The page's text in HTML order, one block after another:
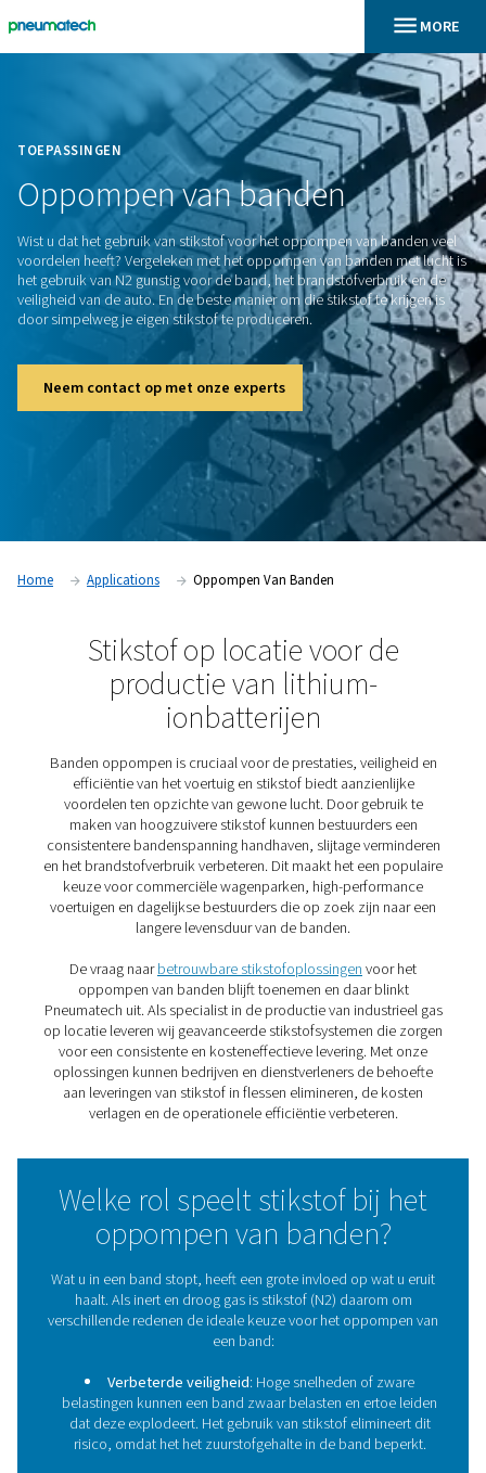
TOEPASSINGEN
Oppompenvanbanden
Wist u dat het gebruik van stikstof voor het oppompen van
voordelen heeft? Vergeleken met het oppompen van
het gebruik van N2 gunstig voor de band, het
veiligheid van de auto. En de beste manier om die stikstof
door simpelweg je eigen stikstof te produceren.
Neem contact op met onze experts
Applications Oppompen Van Banden
Stikstof op locatie voor
productie van lithium-
ionbatterijen
efficiëntie van het voertuig en stikstof biedt
voordelen ten opzichte van gewone lucht. Door
maken van hoogzuivere stikstof kunnen
consistentere bandenspanning handhaven, slijtage
en het brandstofverbruik verbeteren. Dit maakt het een
keuze voor commerciële wagenparken, high-
langere levensduur van de banden.
De vraag naarbetrouwbare stikstofoplossingen
oppompen van banden blijft toenemen en daar
op locatie leveren wij geavanceerde stikstofsystemen
voor een consistente en kosteneffectieve levering.
oplossingen kunnen bedrijven en dienstverleners de
verlagen en de operationele efficiëntie